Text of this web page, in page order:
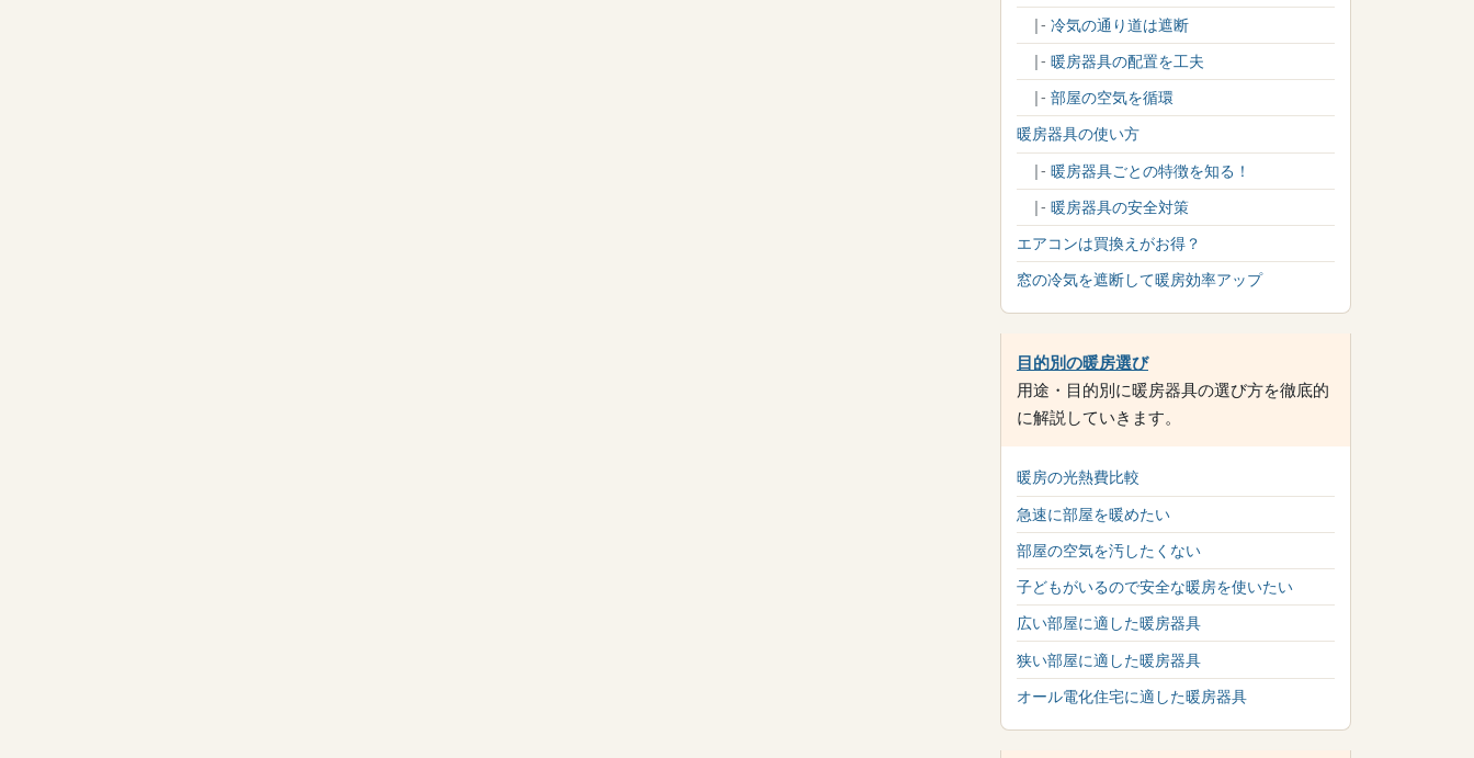
|- 冷気の通り道は遮断
|- 暖房器具の配置を工夫
|- 部屋の空気を循環
暖房器具の使い方
|- 暖房器具ごとの特徴を知る！
|- 暖房器具の安全対策
エアコンは買換えがお得？
窓の冷気を遮断して暖房効率アップ
目的別の暖房選び
用途・目的別に暖房器具の選び方を徹底的
に解説していきます。
暖房の光熱費比較
急速に部屋を暖めたい
部屋の空気を汚したくない
子どもがいるので安全な暖房を使いたい
広い部屋に適した暖房器具
狭い部屋に適した暖房器具
オール電化住宅に適した暖房器具